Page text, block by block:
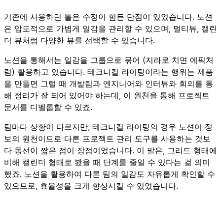
기존에 사용하던 툴은 수정이 힘든 단점이 있었습니다. 노션
은 압도적으로 가볍게 일감을 관리할 수 있으며, 멀티뷰, 캘린
더 뷰처럼 다양한 뷰를 선택할 수 있습니다.
노션을 통해서는 일감을 그룹으로 묶어 (지라로 치면 에픽처
럼) 활용하고 있습니다. 테크니컬 라이팅이라는 행위는 제품
을 만들면 그럴 때 개발팀과 엔지니어와 인터뷰와 회의를 통
해 정리가 잘 되어 있어야 하는데, 이 원천을 통해 프로젝트
문서를 디벨롭할 수 있죠.
팀마다 상황이 다르지만, 테크니컬 라이팅의 경우 노션이 정
보의 원천이므로 다른 프로젝트 관리 도구를 사용하는 것보
다 동선이 짧은 점이 장점이었습니다. 이 말은, 그리드 형태에
비해 캘린더 형태로 봤을 때 단계를 줄일 수 있다는 걸 의미
했죠. 노션을 활용하여 다른 팀의 일감도 자유롭게 확인할 수
있으므로, 효율성을 크게 향상시킬 수 있었습니다.